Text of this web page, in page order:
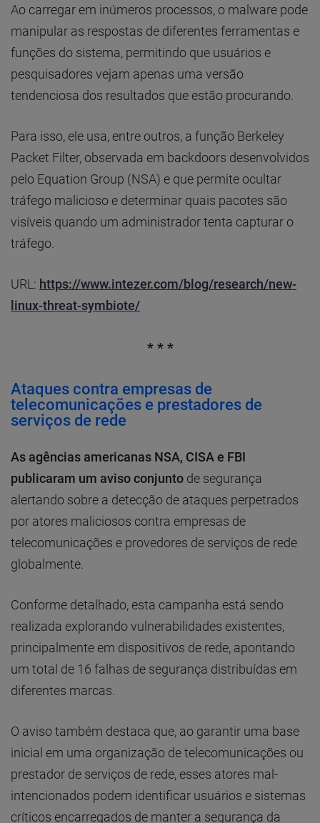
Ao carregar em inúmeros processos, o malware pode
manipular as respostas de diferentes ferramentas e
funções do sistema, permitindo que usuários e
pesquisadores vejam apenas uma versão
tendenciosa dos resultados que estão procurando.
Para isso, ele usa, entre outros, a função Berkeley
Packet Filter, observada em backdoors desenvolvidos
pelo Equation Group (NSA) e que permite ocultar
tráfego malicioso e determinar quais pacotes são
visíveis quando um administrador tenta capturar o
tráfego.
URL: https://www.intezer.com/blog/research/new-
linux-threat-symbiote/
* * *
Ataques contra empresas de
telecomunicações e prestadores de
serviços de rede
As agências americanas NSA, CISA e FBI
publicaram um aviso conjunto de segurança
alertando sobre a detecção de ataques perpetrados
por atores maliciosos contra empresas de
telecomunicações e provedores de serviços de rede
globalmente.
Conforme detalhado, esta campanha está sendo
realizada explorando vulnerabilidades existentes,
principalmente em dispositivos de rede, apontando
um total de 16 falhas de segurança distribuídas em
diferentes marcas.
O aviso também destaca que, ao garantir uma base
inicial em uma organização de telecomunicações ou
prestador de serviços de rede, esses atores mal-
intencionados podem identificar usuários e sistemas
críticos encarregados de manter a segurança da